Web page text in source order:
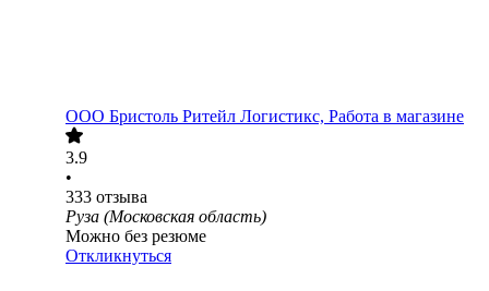
ООО Бристоль Ритейл Логистикс, Работа в магазине
3.9
•
333 отзыва
Руза (Московская область)
Можно без резюме
Откликнуться